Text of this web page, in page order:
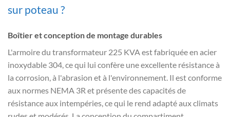
sur poteau ?
Boîtier et conception de montage durables
L'armoire du transformateur 225 KVA est fabriquée en acier
inoxydable 304, ce qui lui confère une excellente résistance à
la corrosion, à l'abrasion et à l'environnement. Il est conforme
aux normes NEMA 3R et présente des capacités de
résistance aux intempéries, ce qui le rend adapté aux climats